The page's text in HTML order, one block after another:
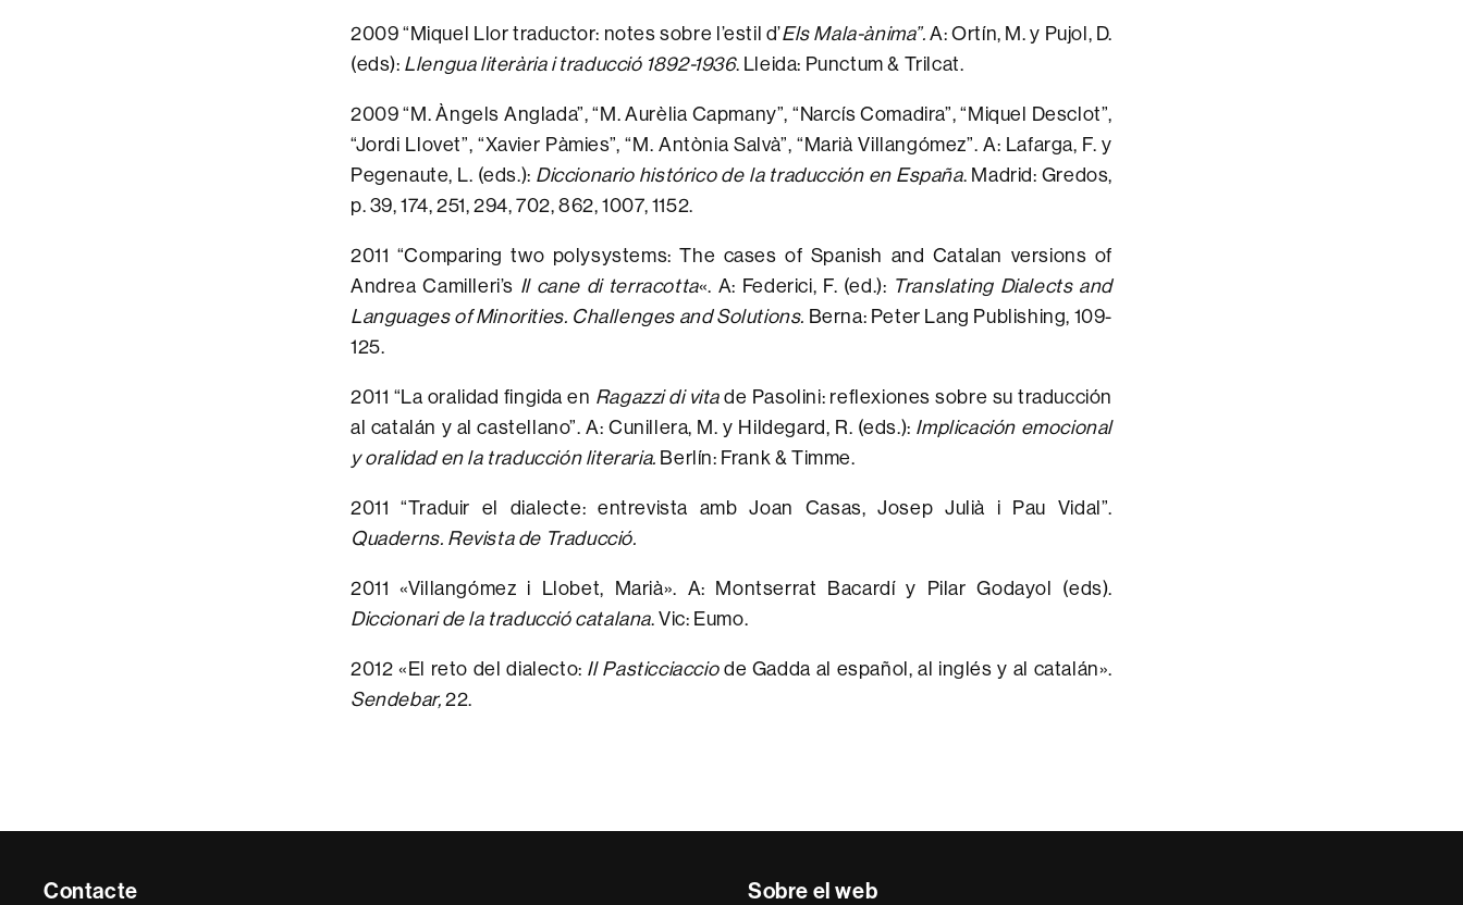
2009 “Miquel Llor traductor: notes sobre l’estil d’Els Mala-ànima”.A: Ortín, M. y Pujol, D.
(eds): Llengua literària i traducció 1892-1936. Lleida: Punctum & Trilcat.
2009 “M. Àngels Anglada”, “M. Aurèlia Capmany”, “Narcís Comadira”, “Miquel Desclot”,
“Jordi Llovet”, “Xavier Pàmies”, “M. Antònia Salvà”, “Marià Villangómez”. A: Lafarga, F. y
Pegenaute, L. (eds.): Diccionario histórico de la traducción en España. Madrid: Gredos,
p. 39, 174, 251, 294, 702, 862, 1007, 1152.
2011 “Comparing two polysystems: The cases of Spanish and Catalan versions of
Andrea Camilleri’s Il cane di terracotta«. A: Federici, F. (ed.): Translating Dialects and
Languages of Minorities. Challenges and Solutions. Berna: Peter Lang Publishing, 109-
125.
2011 “La oralidad fingida en Ragazzi di vita de Pasolini: reflexiones sobre su traducción
al catalán y al castellano”. A: Cunillera, M. y Hildegard, R. (eds.): Implicación emocional
y oralidad en la traducción literaria. Berlín: Frank & Timme.
2011 “Traduir el dialecte: entrevista amb Joan Casas, Josep Julià i Pau Vidal”.
Quaderns. Revista de Traducció.
2011 «Villangómez i Llobet, Marià». A: Montserrat Bacardí y Pilar Godayol (eds).
Diccionari de la traducció catalana. Vic: Eumo.
2012 «El reto del dialecto: Il Pasticciacciode Gadda al español, al inglés y al catalán».
Sendebar, 22.
Contacte
Contacte Sobre el web